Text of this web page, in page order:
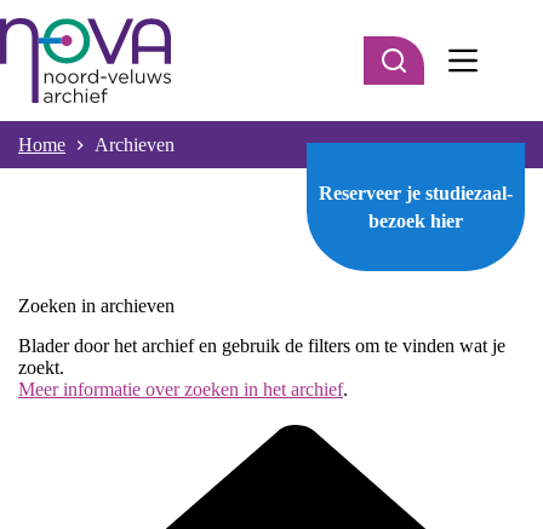
naar
inhoud
Home Archieven
Reserveer je studiezaal-
bezoek hier
Zoeken in archieven
Blader door het archief en gebruik de filters om te vinden wat je
zoekt.
Meer informatie over zoeken in het archief.